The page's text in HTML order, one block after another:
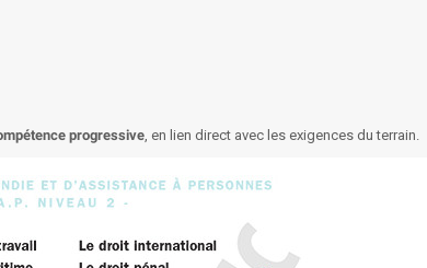
progressive, en lien direct avec les exigences du terrain.